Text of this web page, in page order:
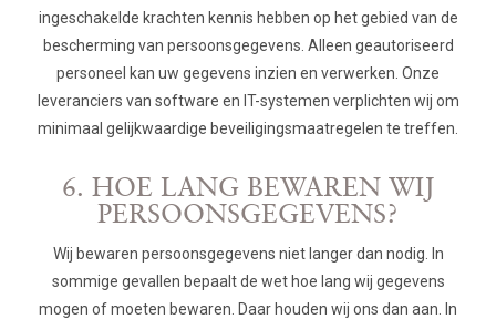
ingeschakelde krachten kennis hebben op het gebied van de
bescherming van persoonsgegevens. Alleen geautoriseerd
personeel kan uw gegevens inzien en verwerken. Onze
leveranciers van software en IT-systemen verplichten wij om
minimaal gelijkwaardige beveiligingsmaatregelen te treffen.
6. HOE LANG BEWAREN WIJ
PERSOONSGEGEVENS?
Wij bewaren persoonsgegevens niet langer dan nodig. In
sommige gevallen bepaalt de wet hoe lang wij gegevens
mogen of moeten bewaren. Daar houden wij ons dan aan. In